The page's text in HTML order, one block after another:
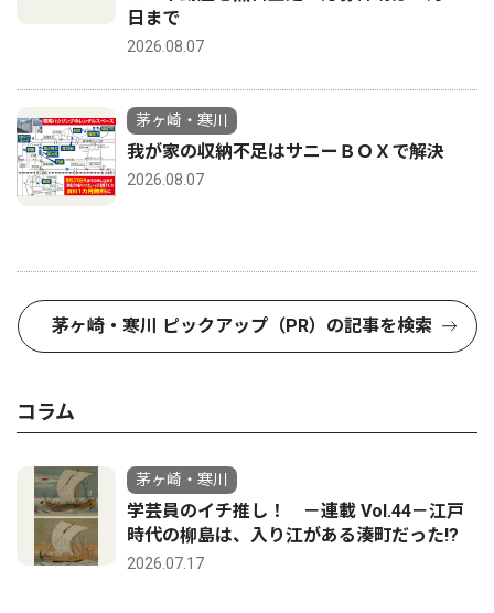
日まで
2026.08.07
茅ヶ崎・寒川
我が家の収納不足はサニーＢＯＸで解決
2026.08.07
茅ヶ崎・寒川 ピックアップ（PR）の記事を検索
コラム
茅ヶ崎・寒川
学芸員のイチ推し！ －連載 Vol.44－江戸
時代の柳島は、入り江がある湊町だった!?
2026.07.17